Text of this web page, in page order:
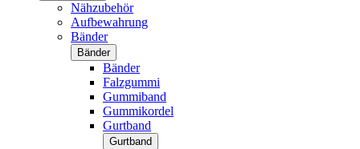
Nähzubehör
Aufbewahrung
Bänder
Bänder
Bänder
Falzgummi
Gummiband
Gummikordel
Gurtband
Gurtband